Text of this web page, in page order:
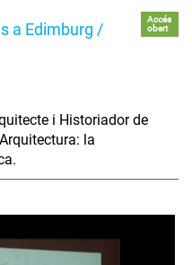
a Edimburg /
Accés
obert
i Historiador de
la